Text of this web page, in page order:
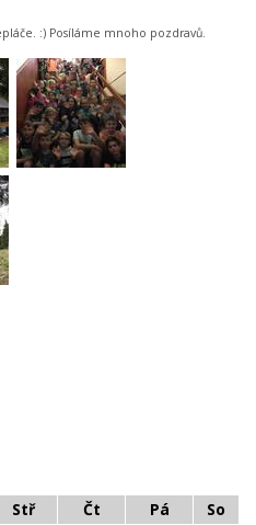
:) Posíláme mnoho pozdravů.
Stř Čt Pá
So